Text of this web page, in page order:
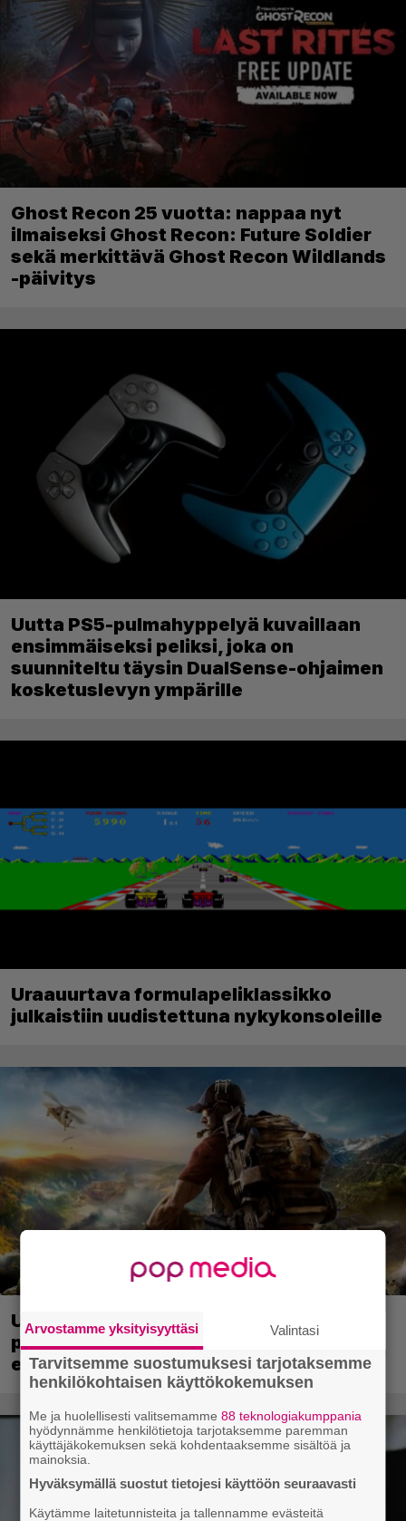
Ghost Recon 25 vuotta: nappaa nyt
ilmaiseksi Ghost Recon: Future Soldier
sekä merkittävä Ghost Recon Wildlands
-päivitys
Uutta PS5-pulmahyppelyä kuvaillaan
ensimmäiseksi peliksi, joka on
suunniteltu täysin DualSense-ohjaimen
kosketuslevyn ympärille
Uraauurtava formulapeliklassikko
julkaistiin uudistettuna nykykonsoleille
Ubisoft vahvisti uuden Ghost Recon -
pelin – kutsuu pelaajat mukaan
ennakkotestiin
Arvostamme yksityisyyttäsi Valintasi
Tarvitsemme suostumuksesi tarjotaksemme
henkilökohtaisen käyttökokemuksen
Me ja huolellisesti valitsemamme88 teknologiakumppania
hyödynnämme henkilötietoja tarjotaksemme paremman
käyttäjäkokemuksen sekä kohdentaaksemme sisältöä ja
mainoksia.
Hyväksymällä suostut tietojesi käyttöön seuraavasti
Käytämme laitetunnisteita ja tallennamme evästeitä